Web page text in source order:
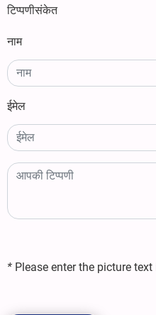
टिप्पणीसंकेत
नाम
ईमेल
* Please enter the picture